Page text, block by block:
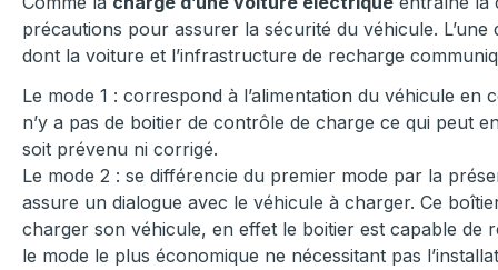
précautions pour assurer la sécurité du véhicule.
dont la voiture et l’infrastructure de recharge
Le mode 1 : correspond à l’alimentation du véhicule en
n’y a pas de boitier de contrôle de charge ce qui peut
soit prévenu ni corrigé.
Le mode 2 : se différencie du premier mode par la
assure un dialogue avec le véhicule à charger. Ce
charger son véhicule, en effet le boitier est capable de
le mode le plus économique ne nécessitant pas